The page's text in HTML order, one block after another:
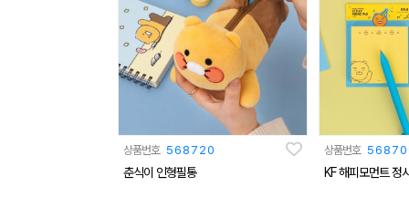
상품번호 568720
춘식이 인형필통
상품번호
KF 해피모먼트 정